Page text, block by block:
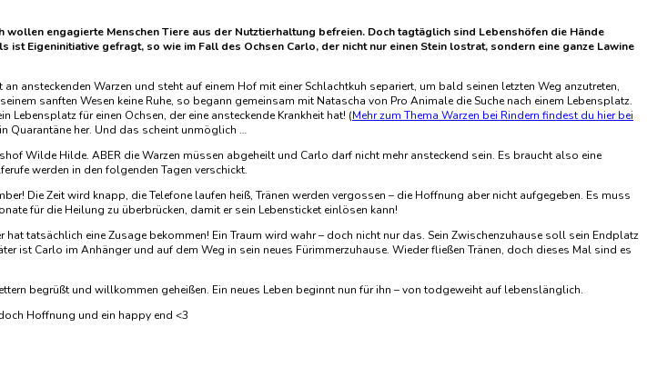
engagierte Menschen Tiere aus der Nutztierhaltung befreien. Doch tagtäglich sind Lebenshöfen die Hände
Eigeninitiative gefragt, so wie im Fall des Ochsen Carlo, der nicht nur einen Stein lostrat, sondern eine ganze Lawine
ansteckenden Warzen und steht auf einem Hof mit einer Schlachtkuh separiert, um bald seinen letzten Weg anzutreten,
sanften Wesen keine Ruhe, so begann gemeinsam mit Natascha von Pro Animale die Suche nach einem Lebensplatz.
Lebensplatz für einen Ochsen, der eine ansteckende Krankheit hat! (Mehr zum Thema Warzen bei Rindern findest du hier bei
Quarantäne her. Und das scheint unmöglich …
Wilde Hilde. ABER die Warzen müssen abgeheilt und Carlo darf nicht mehr ansteckend sein. Es braucht also eine
werden in den folgenden Tagen verschickt.
Die Zeit wird knapp, die Telefone laufen heiß, Tränen werden vergossen – die Hoffnung aber nicht aufgegeben. Es muss
für die Heilung zu überbrücken, damit er sein Lebensticket einlösen kann!
tatsächlich eine Zusage bekommen! Ein Traum wird wahr – doch nicht nur das. Sein Zwischenzuhause soll sein Endplatz
ist Carlo im Anhänger und auf dem Weg in sein neues Fürimmerzuhause. Wieder fließen Tränen, doch dieses Mal sind es
begrüßt und willkommen geheißen. Ein neues Leben beginnt nun für ihn – von todgeweiht auf lebenslänglich.
Hoffnung und ein happy end <3